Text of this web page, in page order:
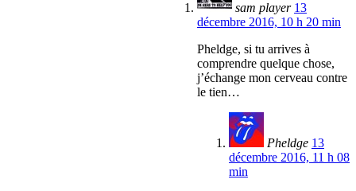
sam player 13
décembre 2016, 10 h 20 min
Pheldge, si tu arrives à
comprendre quelque chose,
j’échange mon cerveau contre
le tien…
Pheldge 13
décembre 2016, 11 h 08
min